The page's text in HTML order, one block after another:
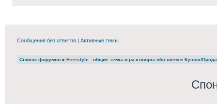
Сообщения без ответов | Активные темы
Список форумов » Freestyle : общие темы и разговоры обо всем » Куплю/